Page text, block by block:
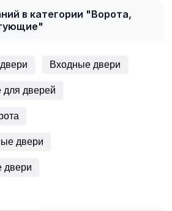
в категории "Ворота,
Входные двери
дверей
двери
двери